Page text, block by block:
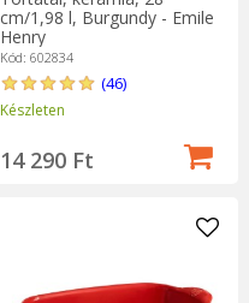
cm/1,98 l, Burgundy - Emile
Henry
Kód: 602834
(46)
Készleten
14 290 Ft